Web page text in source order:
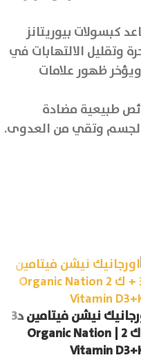
كبسولات بيوريتانز
وتقليل الالتهابات في
ظهور علامات
طبيعية مضادة
الجسم وتقي من العدوى.
اورجانيك نيشن فيتامين د3
+ ك 2 | Organic Nation
Vitamin